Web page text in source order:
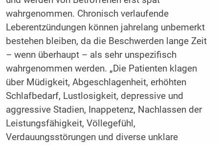
wahrgenommen. Chronisch verlaufende
Leberentzündungen können jahrelang unbemerkt
bestehen bleiben, da die Beschwerden lange Zeit
– wenn überhaupt – als sehr unspezifisch
wahrgenommen werden. „Die Patienten klagen
über Müdigkeit, Abgeschlagenheit, erhöhten
Schlafbedarf, Lustlosigkeit, depressive und
aggressive Stadien, Inappetenz, Nachlassen der
Leistungsfähigkeit, Völlegefühl,
Verdauungsstörungen und diverse unklare